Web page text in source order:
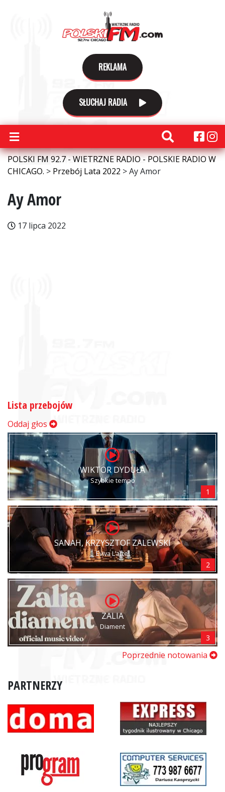
REKLAMA
SŁUCHAJ RADIA
POLSKI FM 92.7 - WIETRZNE RADIO - POLSKIE RADIO W
CHICAGO. > Przebój Lata 2022 >Ay Amor
Ay Amor
17 lipca 2022
Lista przebojów
Oddaj głos
WIKTOR DYDUŁA
Szybkie tempo
1
SANAH, KRZYSZTOF ZALEWSKI
Eviva L’arte!
2
ZALIA
Diament
3
Poprzednie notowania
PARTNERZY